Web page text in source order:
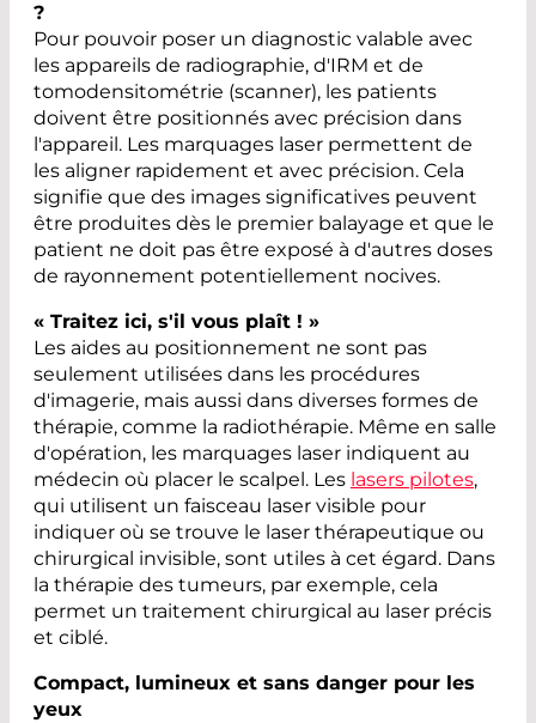
?
Pour pouvoir poser un diagnostic valable avec
les appareils de radiographie, d'IRM et de
tomodensitométrie (scanner), les patients
doivent être positionnés avec précision dans
l'appareil. Les marquages laser permettent de
les aligner rapidement et avec précision. Cela
signifie que des images significatives peuvent
être produites dès le premier balayage et que le
patient ne doit pas être exposé à d'autres doses
de rayonnement potentiellement nocives.
« Traitez ici, s'il vous plaît ! »
Les aides au positionnement ne sont pas
seulement utilisées dans les procédures
d'imagerie, mais aussi dans diverses formes de
thérapie, comme la radiothérapie. Même en salle
d'opération, les marquages laser indiquent au
médecin où placer le scalpel. Les lasers pilotes,
qui utilisent un faisceau laser visible pour
indiquer où se trouve le laser thérapeutique ou
chirurgical invisible, sont utiles à cet égard. Dans
la thérapie des tumeurs, par exemple, cela
permet un traitement chirurgical au laser précis
et ciblé.
Compact, lumineux et sans danger pour les
yeux